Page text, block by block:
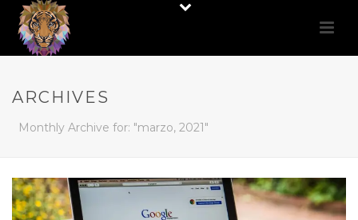
ARCHIVES
Monthly Archive for: "marzo, 2021"